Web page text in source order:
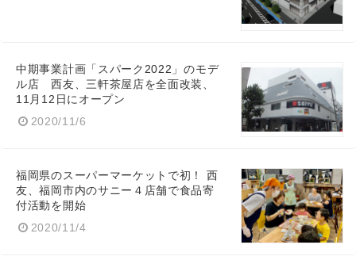
中期事業計画「スパーク2022」のモデ
ル店 西友、三軒茶屋店を全面改装、
11月12日にオープン
2020/11/6
福岡県のスーパーマーケットで初！ 西
友、福岡市内のサニー４店舗で食品寄
付活動を開始
2020/11/4